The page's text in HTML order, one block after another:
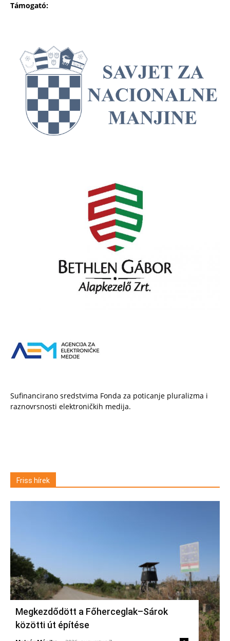
Támogató:
Sufinancirano sredstvima Fonda za poticanje pluralizma i
raznovrsnosti elektroničkih medija.
Friss hírek
Megkezdődött a Főherceglak–Sárok
közötti út építése